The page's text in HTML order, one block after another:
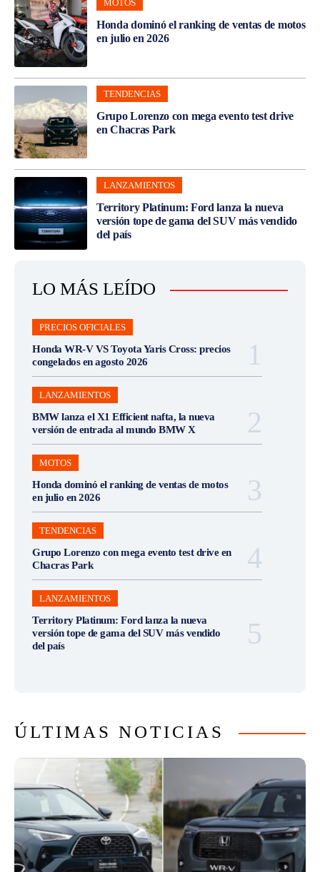
MOTOS
Honda dominó el ranking de ventas de motos
en julio en 2026
TENDENCIAS
Grupo Lorenzo con mega evento test drive
en Chacras Park
LANZAMIENTOS
Territory Platinum: Ford lanza la nueva
versión tope de gama del SUV más vendido
del país
LO MÁS LEÍDO
PRECIOS OFICIALES
Honda WR-V VS Toyota Yaris Cross: precios
congelados en agosto 2026
LANZAMIENTOS
BMW lanza el X1 Efficient nafta, la nueva
versión de entrada al mundo BMW X
MOTOS
Honda dominó el ranking de ventas de motos
en julio en 2026
TENDENCIAS
Grupo Lorenzo con mega evento test drive en
Chacras Park
LANZAMIENTOS
Territory Platinum: Ford lanza la nueva
versión tope de gama del SUV más vendido
del país
ÚLTIMAS NOTICIAS